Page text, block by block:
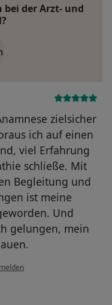
der Arzt- und
zielsicher
ich auf einen
viel Erfahrung
schließe. Mit
Begleitung und
ist meine
Und
gelungen, mein